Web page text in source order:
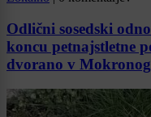
Odlični sosedski
koncu petnajstletne
dvorano v